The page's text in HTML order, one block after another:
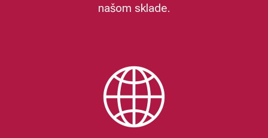
našom sklade.